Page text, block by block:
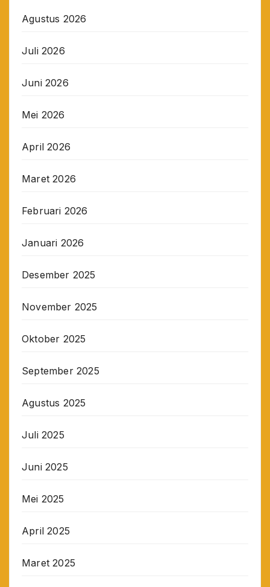
Agustus 2026
Juli 2026
Juni 2026
Mei 2026
April 2026
Maret 2026
Februari 2026
Januari 2026
Desember 2025
November 2025
Oktober 2025
September 2025
Agustus 2025
Juli 2025
Juni 2025
Mei 2025
April 2025
Maret 2025